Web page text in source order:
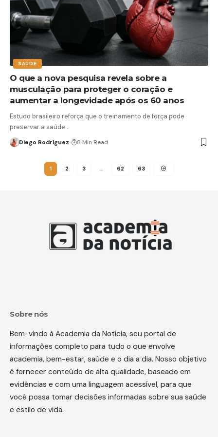
SAÚDE
O que a nova pesquisa revela sobre a
musculação para proteger o coração e
aumentar a longevidade após os 60 anos
Estudo brasileiro reforça que o treinamento de força pode
preservar a saúde…
Diego Rodríguez 8 Min Read
1 2 3 … 62 63
Sobre nós
Bem-vindo à Academia da Notícia, seu portal de
informações completo para tudo o que envolve
academia, bem-estar, saúde e o dia a dia. Nosso objetivo
é fornecer conteúdo de alta qualidade, baseado em
evidências e com uma linguagem acessível, para que
você possa tomar decisões informadas sobre sua saúde
e estilo de vida.